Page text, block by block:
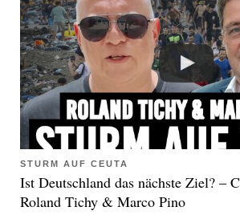
STURM AUF CEUTA
Ist Deutschland das nächste Ziel? –
Roland Tichy & Marco Pino